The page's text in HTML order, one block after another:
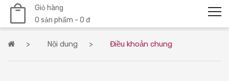
Giỏ hàng
0 sản phẩm - 0 đ
Nội dung Điều khoản chung